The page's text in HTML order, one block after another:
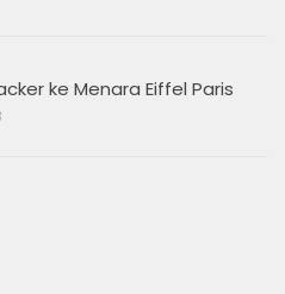
ke Menara Eiffel Paris